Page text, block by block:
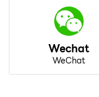
Wechat
WeChat